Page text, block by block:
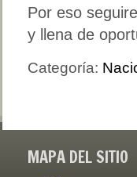
Por eso
y llena de
Categoría:
MAPA DEL SITIO